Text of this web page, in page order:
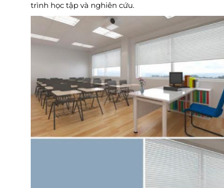
trình học tập và nghiên cứu.